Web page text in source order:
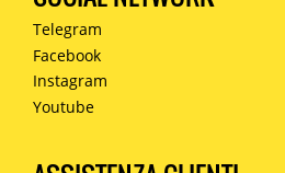
Telegram
Facebook
Instagram
Youtube